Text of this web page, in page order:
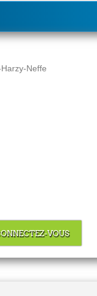
Neffe
VOUS